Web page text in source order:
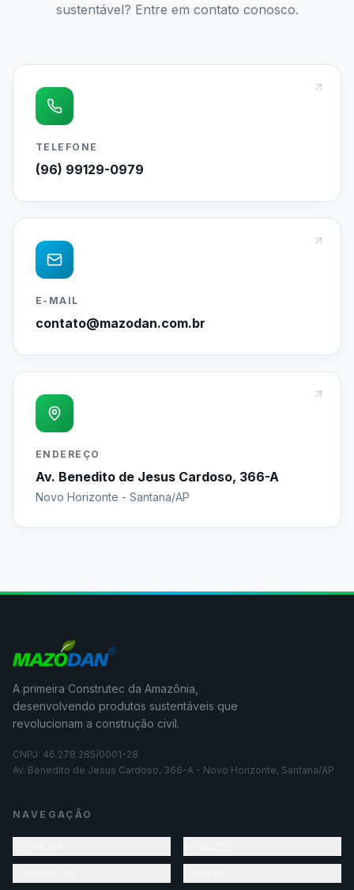
sustentável? Entre em contato conosco.
TELEFONE
(96) 99129-0979
E-MAIL
contato@mazodan.com.br
ENDEREÇO
Av. Benedito de Jesus Cardoso, 366-A
Novo Horizonte - Santana/AP
A primeira Construtec da Amazônia,
desenvolvendo produtos sustentáveis que
revolucionam a construção civil.
CNPJ: 46.278.285/0001-28
Av. Benedito de Jesus Cardoso, 366-A - Novo Horizonte, Santana/AP
NAVEGAÇÃO